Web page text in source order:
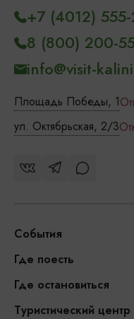
Площадь Победы, 1
ул. Октябрьская, 2/3
+7 (4012)
8 (800) 200-
info@visit-
События
Где поесть
Где остановиться
Туристический центр